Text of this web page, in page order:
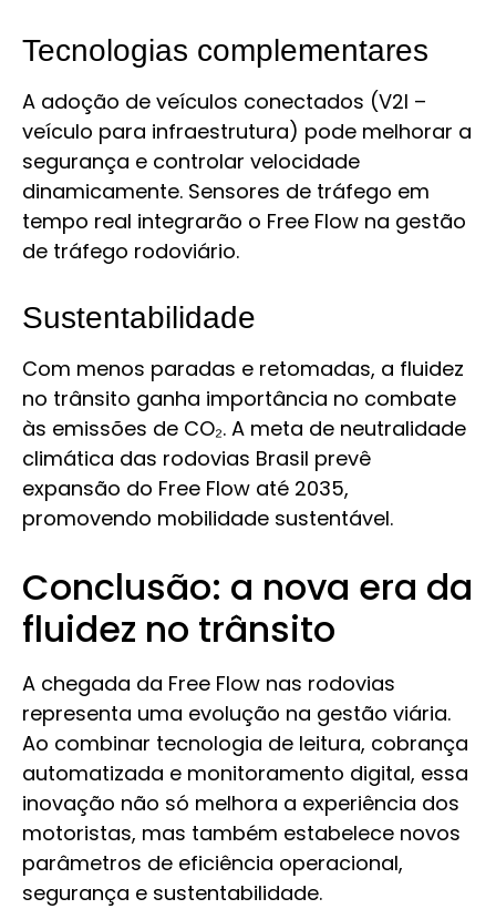
Tecnologias complementares
A adoção de veículos conectados (V2I –
veículo para infraestrutura) pode melhorar a
segurança e controlar velocidade
dinamicamente. Sensores de tráfego em
tempo real integrarão o Free Flow na gestão
de tráfego rodoviário.
Sustentabilidade
Com menos paradas e retomadas, a fluidez
no trânsito ganha importância no combate
às emissões de CO₂. A meta de neutralidade
climática das rodovias Brasil prevê
expansão do Free Flow até 2035,
promovendo mobilidade sustentável.
Conclusão: a nova era da
fluidez no trânsito
A chegada da Free Flow nas rodovias
representa uma evolução na gestão viária.
Ao combinar tecnologia de leitura, cobrança
automatizada e monitoramento digital, essa
inovação não só melhora a experiência dos
motoristas, mas também estabelece novos
parâmetros de eficiência operacional,
segurança e sustentabilidade.